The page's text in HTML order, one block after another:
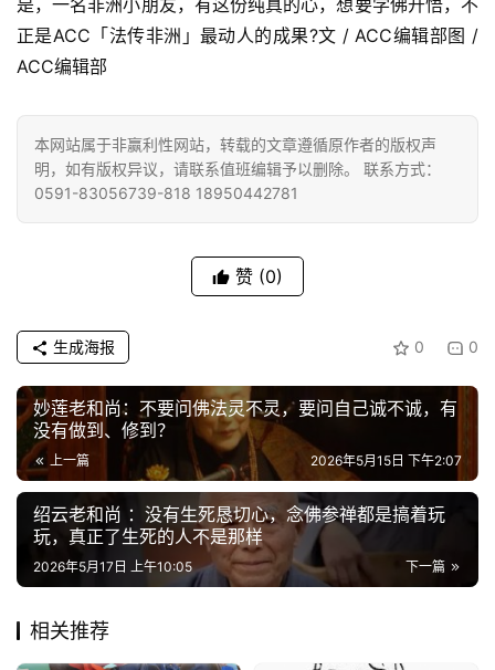
善
教
人
物
寺
视
频
纪
录
佛
教
术
登录 注册
是，一名非洲小朋友，有这份纯真的心，想要学佛开悟，不
正是ACC「法传非洲」最动人的成果?文 / ACC编辑部图 /
ACC编辑部
本网站属于非赢利性网站，转载的文章遵循原作者的版权声
明，如有版权异议，请联系值班编辑予以删除。 联系方式：
0591-83056739-818 18950442781
赞 (0)
0 0
生成海报
妙莲老和尚：不要问佛法灵不灵，要问自己诚不诚，有
没有做到、修到？
上一篇 2026年5月15日 下午2:07
绍云老和尚 ：没有生死恳切心，念佛参禅都是搞着玩
玩，真正了生死的人不是那样
下一篇
2026年5月17日 上午10:05
相关推荐